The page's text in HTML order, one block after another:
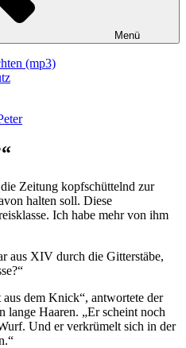
Menü
(mp3)
Zeitung kopfschüttelnd zur
halten soll. Diese
Ich habe mehr von ihm
aus XIV durch die Gitterstäbe,
aus dem Knick“, antwortete der
Haaren. „Er scheint noch
Und er verkrümelt sich in der